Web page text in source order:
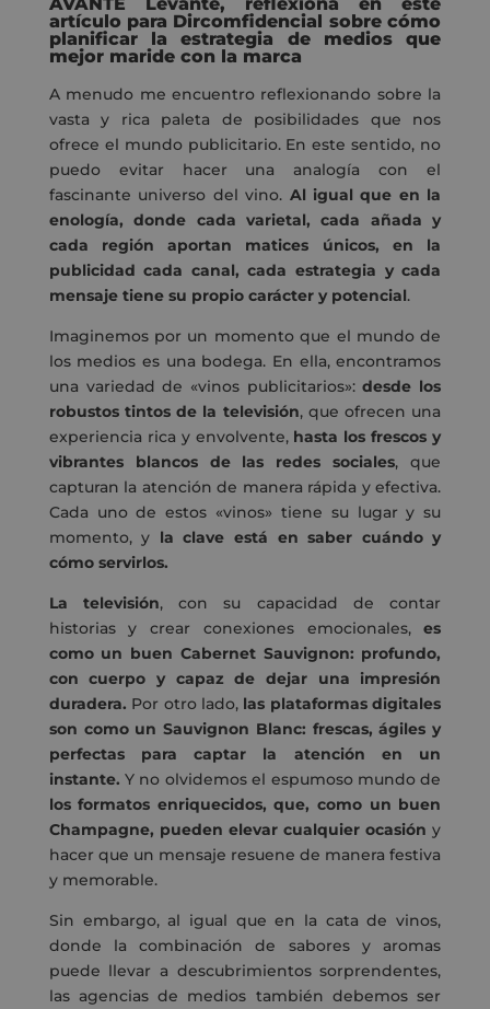
artículo para Dircomfidencial sobre cómo
planificar la estrategia de medios
que
mejor maride con la marca
A menudo me encuentro reflexionando sobre la
vasta y rica paleta de posibilidades que nos
ofrece el mundo publicitario. En este sentido, no
puedo evitar hacer una analogía con el
fascinante universo del vino. Al igual que en la
enología, donde cada varietal, cada añada y
cada región aportan matices únicos, en la
publicidad cada canal, cada estrategia y cada
mensaje tiene su propio carácter y potencial.
Imaginemos por un momento que el mundo de
los medios es una bodega. En ella, encontramos
una variedad de «vinos publicitarios»:desde los
robustos tintos de la televisión, que ofrecen una
experiencia rica y envolvente, hasta los frescos y
vibrantes blancos de las redes sociales, que
capturan la atención de manera rápida y efectiva.
Cada uno de estos «vinos» tiene su lugar y su
momento, y la clave está en saber cuándo y
cómo servirlos.
La televisión, con su capacidad de contar
historias y crear conexiones emocionales,es
como un buen Cabernet Sauvignon: profundo,
con cuerpo y capaz de dejar una impresión
duradera. Por otro lado, las plataformas digitales
son como un Sauvignon Blanc: frescas, ágiles y
perfectas para captar la atención en un
instante. Y no olvidemos el espumoso mundo de
los formatos enriquecidos, que, como un buen
Champagne, pueden elevar cualquier ocasión y
hacer que un mensaje resuene de manera festiva
y memorable.
Sin embargo, al igual que en la cata de vinos,
donde la combinación de sabores y aromas
puede llevar a descubrimientos sorprendentes,
las agencias de medios también debemos ser